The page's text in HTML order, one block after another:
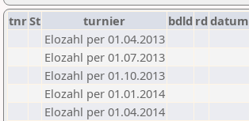
tnrSt turnier bdld rd datum
Elozahl per 01.04.2013
Elozahl per 01.07.2013
Elozahl per 01.10.2013
Elozahl per 01.01.2014
Elozahl per 01.04.2014